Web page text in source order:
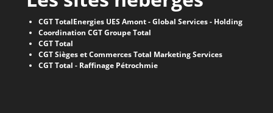
CGT TotalEnergies UES Amont - Global Services - Holding
Coordination CGT Groupe Total
CGT Total
CGT Sièges et Commerces Total Marketing Services
CGT Total - Raffinage Pétrochmie